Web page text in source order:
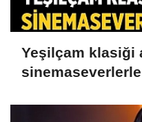
Yeşilçam klasiği